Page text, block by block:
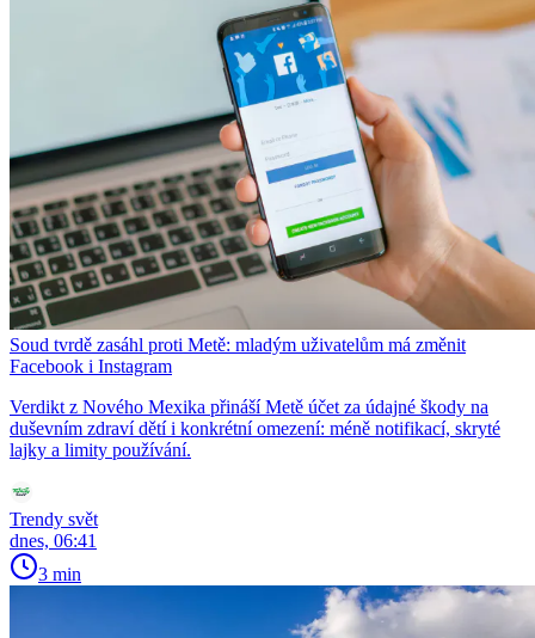
Soud tvrdě zasáhl proti Metě: mladým uživatelům má změnit
Facebook i Instagram
Verdikt z Nového Mexika přináší Metě účet za údajné škody na
duševním zdraví dětí i konkrétní omezení: méně notifikací, skryté
lajky a limity používání.
Trendy svět
dnes, 06:41
3 min